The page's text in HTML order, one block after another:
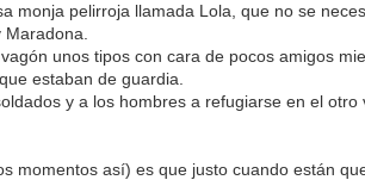
monja pelirroja llamada Lola, que no se
unos tipos con cara de pocos amigos
estaban de guardia.
y a los hombres a refugiarse en el
momentos así) es que justo cuando están